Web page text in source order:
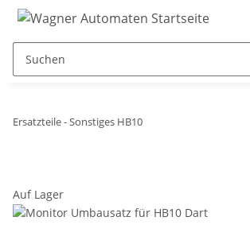
Ersatzteile - Sonstiges HB10
Auf Lager